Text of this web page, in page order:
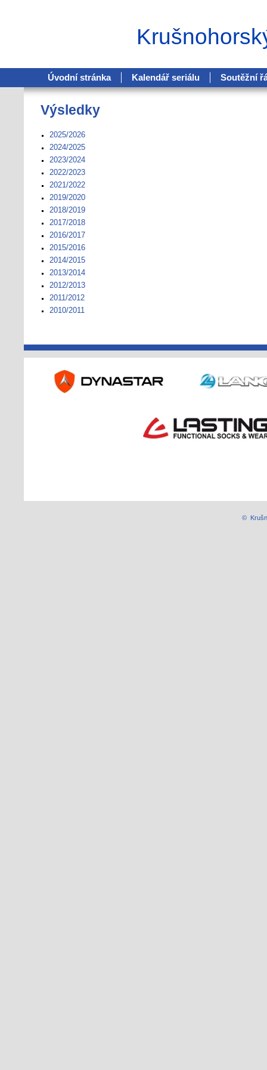
Úvodní stránka Kalendář seriálu Soutěžní
Výsledky
2025/2026
2024/2025
2023/2024
2022/2023
2021/2022
2019/2020
2018/2019
2017/2018
2016/2017
2015/2016
2014/2015
2013/2014
2012/2013
2011/2012
2010/2011
©